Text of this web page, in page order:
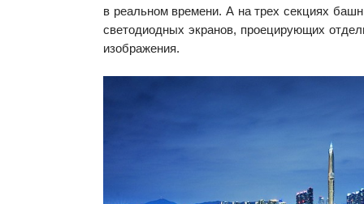
в реальном времени. А на трех секциях
светодиодных экранов, проецирующих
изображения.